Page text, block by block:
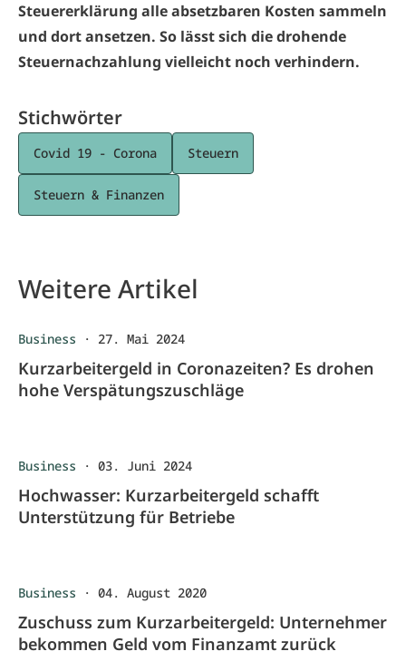
Steuererklärung alle absetzbaren Kosten sammeln
und dort ansetzen. So lässt sich die drohende
Steuernachzahlung vielleicht noch verhindern.
Stichwörter
Covid 19 - Corona Steuern
Steuern & Finanzen
Weitere Artikel
Business · 27. Mai 2024
Kurzarbeitergeld in Coronazeiten? Es drohen
hohe Verspätungszuschläge
Business · 03. Juni 2024
Hochwasser: Kurzarbeitergeld schafft
Unterstützung für Betriebe
Business · 04. August 2020
Zuschuss zum Kurzarbeitergeld: Unternehmer
bekommen Geld vom Finanzamt zurück